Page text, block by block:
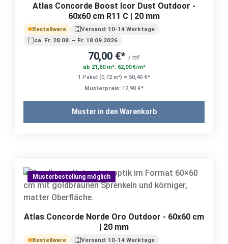
Atlas Concorde Boost Icor Dust Outdoor -
60x60 cm R11 C | 20 mm
Bestellware
Versand: 10-14 Werktage
ca. Fr. 28.08. – Fr. 18.09.2026
70,00 €* / m²
ab 21,60 m²: 62,00 €/m²
1 Paket (0,72 m²) = 50,40 €*
Musterpreis: 12,90 €*
Muster in den Warenkorb
Musterbestellung möglich
Atlas Concorde Norde Oro Outdoor - 60x60 cm
| 20 mm
Bestellware Versand: 10-14 Werktage